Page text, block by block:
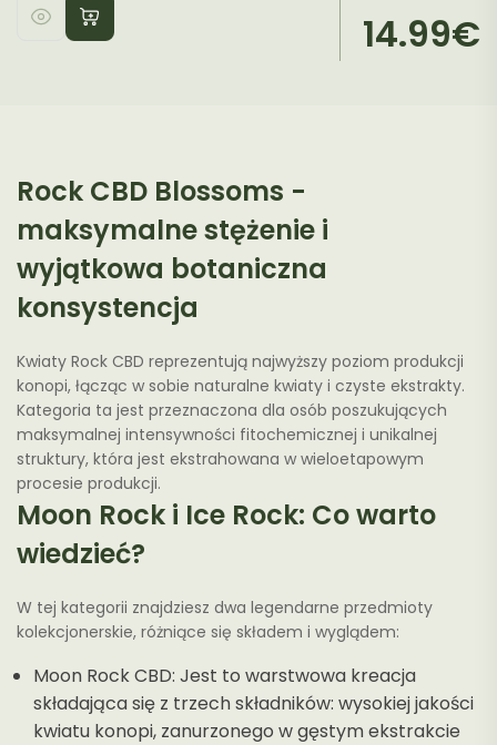
wynosiła:
14.99€
wynosi:
Rock CBD Blossoms -
maksymalne stężenie i
wyjątkowa botaniczna
konsystencja
Kwiaty Rock CBD reprezentują najwyższy poziom produkcji
konopi, łącząc w sobie naturalne kwiaty i czyste ekstrakty.
Kategoria ta jest przeznaczona dla osób poszukujących
maksymalnej intensywności fitochemicznej i unikalnej
struktury, która jest ekstrahowana w wieloetapowym
procesie produkcji.
Moon Rock i Ice Rock: Co warto
wiedzieć?
W tej kategorii znajdziesz dwa legendarne przedmioty
kolekcjonerskie, różniące się składem i wyglądem:
Moon Rock CBD: Jest to warstwowa kreacja
składająca się z trzech składników: wysokiej jakości
kwiatu konopi, zanurzonego w gęstym ekstrakcie